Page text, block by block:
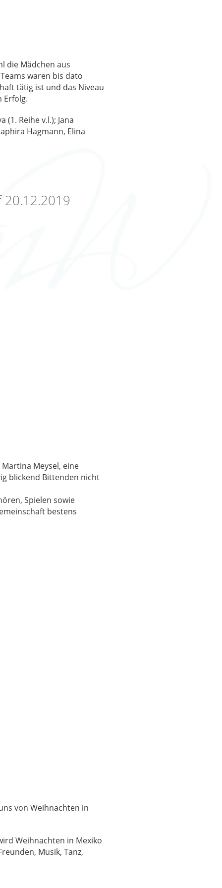
die Mädchen aus
waren bis dato
tätig ist und das Niveau
Erfolg.
Reihe v.l.); Jana
Hagmann, Elina
20.12.2019
Meysel, eine
blickend Bittenden nicht
Spielen sowie
bestens
von Weihnachten in
Weihnachten in Mexiko
Musik, Tanz,